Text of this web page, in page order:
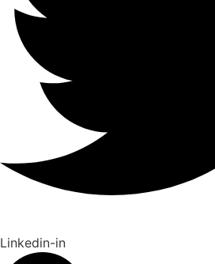
Linkedin-in